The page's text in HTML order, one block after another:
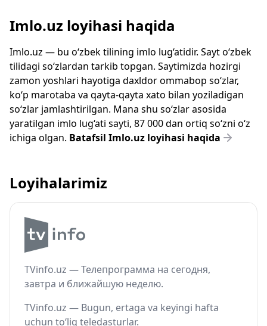
Imlo.uz loyihasi haqida
Imlo.uz — bu o‘zbek tilining imlo lug‘atidir. Sayt o‘zbek
tilidagi so‘zlardan tarkib topgan. Saytimizda hozirgi
zamon yoshlari hayotiga daxldor ommabop so‘zlar,
ko‘p marotaba va qayta-qayta xato bilan yoziladigan
so‘zlar jamlashtirilgan. Mana shu so‘zlar asosida
yaratilgan imlo lug‘ati sayti, 87 000 dan ortiq so‘zni o‘z
ichiga olgan. Batafsil Imlo.uz loyihasi haqida
Loyihalarimiz
TVinfo.uz — Телепрограмма на сегодня,
завтра и ближайшую неделю.
TVinfo.uz — Bugun, ertaga va keyingi hafta
uchun to‘liq teledasturlar.